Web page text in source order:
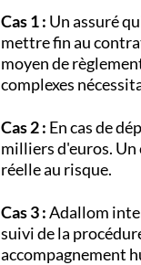
Cas 1 : Un assuré
mettre fin au
moyen de
complexes
Cas 2 : En cas de
milliers d'euros.
réelle au risque.
Cas 3 :Adallom
suivi de la
accompagnement